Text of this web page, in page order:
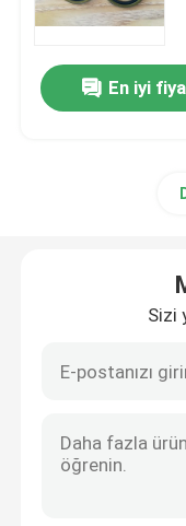
Yağ Dudak Keçesi
O-ring mühür
En iyi
Sizi